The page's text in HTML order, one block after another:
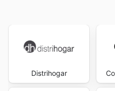
Distrihogar